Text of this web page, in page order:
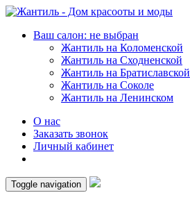
Ваш салон: не выбран
Жантиль на Коломенской
Жантиль на Сходненской
Жантиль на Братиславской
Жантиль на Соколе
Жантиль на Ленинском
О нас
Заказать звонок
Личный кабинет
Toggle navigation